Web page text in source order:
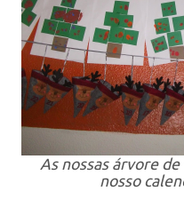
As nossas árvore
nosso